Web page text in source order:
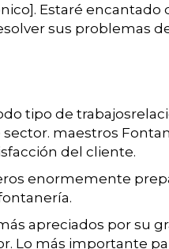
Estaré encantado
sus problemas
tipo de
maestros
del cliente.
enormemente
apreciados por su
Lo más importante